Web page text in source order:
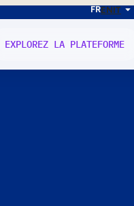
FRENIT
EXPLOREZ LA PLATEFORME